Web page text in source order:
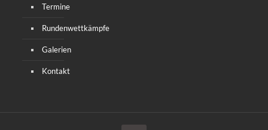
Termine
Rundenwettkämpfe
Galerien
Kontakt